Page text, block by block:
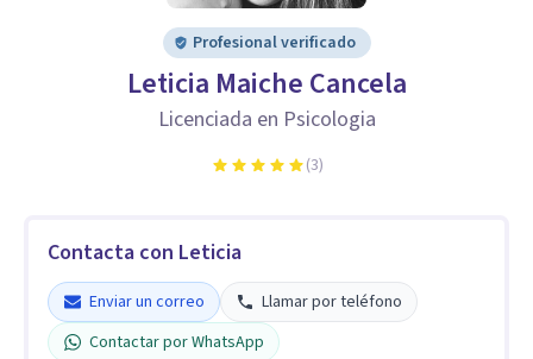
Profesional verificado
Leticia Maiche Cancela
Licenciada en Psicologia
(3)
Contacta con Leticia
Enviar un correo
Llamar por teléfono
Contactar por WhatsApp